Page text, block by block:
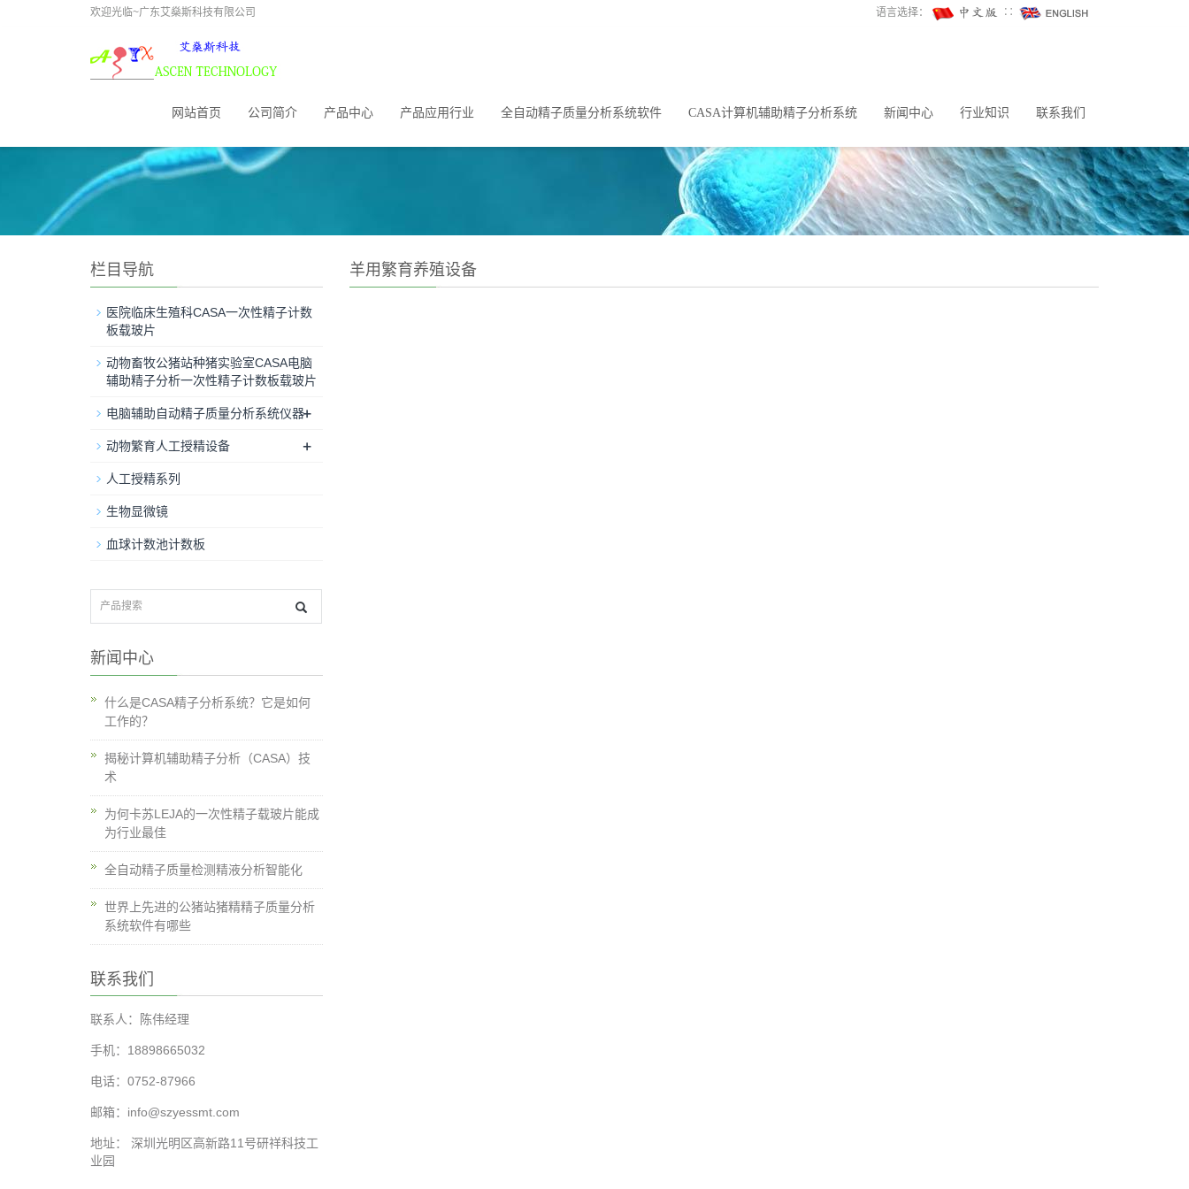
欢迎光临~广东艾燊斯科技有限公司 语言选择： ∷
网站首页 公司简介 产品中心 产品应用行业 全自动精子质量分析系统软件 CASA计算机辅助精子分析系统 新闻中心 行业知识 联系我们
羊用繁育养殖设备
栏目导航
医院临床生殖科CASA一次性精子计数
板载玻片
动物畜牧公猪站种猪实验室CASA电脑
辅助精子分析一次性精子计数板载玻片
电脑辅助自动精子质量分析系统仪器+
动物繁育人工授精设备 +
人工授精系列
生物显微镜
血球计数池计数板
新闻中心
什么是CASA精子分析系统？它是如何
工作的？
揭秘计算机辅助精子分析（CASA）技
术
为何卡苏LEJA的一次性精子载玻片能成
为行业最佳
全自动精子质量检测精液分析智能化
世界上先进的公猪站猪精精子质量分析
系统软件有哪些
联系我们
联系人：陈伟经理
手机：18898665032
电话：0752-87966
邮箱：info@szyessmt.com
地址： 深圳光明区高新路11号研祥科技工
业园